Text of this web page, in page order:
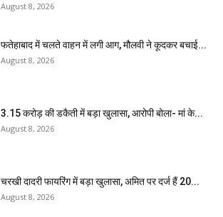
August 8, 2026
फतेहाबाद में चलते वाहन में लगी आग, मौलवी ने कूदकर बचाई...
August 8, 2026
₹3.15 करोड़ की डकैती में बड़ा खुलासा, आरोपी बोला- मां के...
August 8, 2026
चरखी दादरी फायरिंग में बड़ा खुलासा, अमित पर दर्ज हैं 20...
August 8, 2026